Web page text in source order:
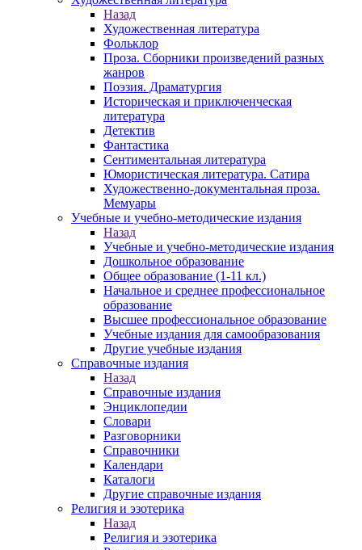
Назад
Художественная литература
Фольклор
Проза. Сборники произведений разных
жанров
Поэзия. Драматургия
Историческая и приключенческая
литература
Детектив
Фантастика
Сентиментальная литература
Юмористическая литература. Сатира
Художественно-документальная проза.
Мемуары
Учебные и учебно-методические издания
Назад
Учебные и учебно-методические издания
Дошкольное образование
Общее образование (1-11 кл.)
Начальное и среднее профессиональное
образование
Высшее профессиональное образование
Учебные издания для самообразования
Другие учебные издания
Справочные издания
Назад
Справочные издания
Энциклопедии
Словари
Разговорники
Справочники
Календари
Каталоги
Другие справочные издания
Религия и эзотерика
Назад
Религия и эзотерика